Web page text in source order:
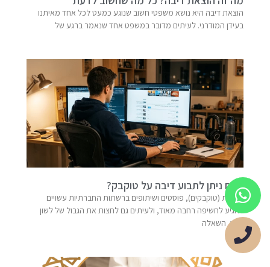
הוצאת דיבה היא נושא משפטי חשוב שנוגע כמעט לכל אחד מאיתנו
בעידן המודרני. לעיתים מדובר במשפט אחד שנאמר ברגע של
האם ניתן לתבוע דיבה על טוקבק?
תגובות (טוקבקים), פוסטים ושיתופים ברשתות החברתיות עשויים
להגיע לחשיפה רחבה מאוד, ולעיתים גם לחצות את הגבול של לשון
הרע. השאלה